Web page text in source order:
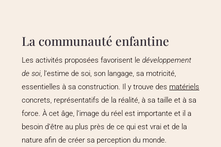
La communauté enfantine
Les activités proposées favorisent le développement
de soi, l’estime de soi, son langage, sa motricité,
essentielles à sa construction. Il y trouve des matériels
concrets, représentatifs de la réalité, à sa taille et à sa
force. À cet âge, l’image du réel est importante et il a
besoin d’être au plus près de ce qui est vrai et de la
nature afin de créer sa perception du monde.